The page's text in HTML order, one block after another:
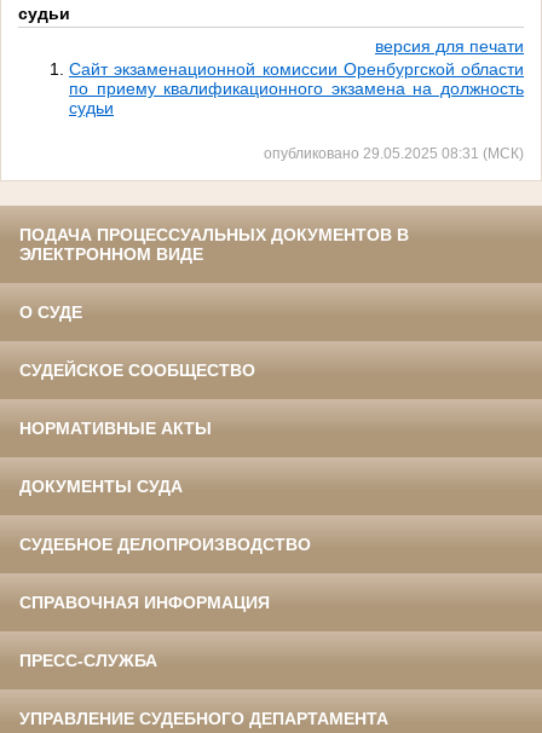
судьи
версия для печати
Сайт экзаменационной комиссии Оренбургской области
по приему квалификационного экзамена на должность
судьи
опубликовано 29.05.2025 08:31 (МСК)
ПОДАЧА ПРОЦЕССУАЛЬНЫХ ДОКУМЕНТОВ В
ЭЛЕКТРОННОМ ВИДЕ
О СУДЕ
СУДЕЙСКОЕ СООБЩЕСТВО
НОРМАТИВНЫЕ АКТЫ
ДОКУМЕНТЫ СУДА
СУДЕБНОЕ ДЕЛОПРОИЗВОДСТВО
СПРАВОЧНАЯ ИНФОРМАЦИЯ
ПРЕСС-СЛУЖБА
УПРАВЛЕНИЕ СУДЕБНОГО ДЕПАРТАМЕНТА